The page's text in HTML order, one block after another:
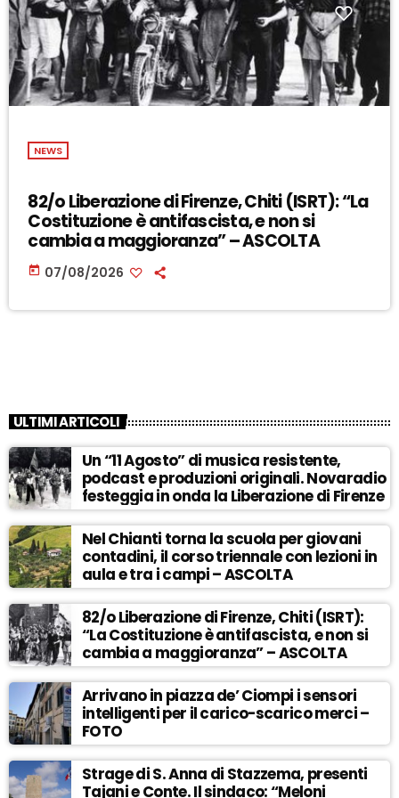
NEWS
82/o Liberazione di Firenze, Chiti (ISRT): “La
Costituzione è antifascista, e non si
cambia a maggioranza” – ASCOLTA
today 07/08/2026
ULTIMI ARTICOLI
Un “11 Agosto” di musica resistente,
podcast e produzioni originali. Novaradio
festeggia in onda la Liberazione di Firenze
Nel Chianti torna la scuola per giovani
contadini, il corso triennale con lezioni in
aula e tra i campi – ASCOLTA
82/o Liberazione di Firenze, Chiti (ISRT):
“La Costituzione è antifascista, e non si
cambia a maggioranza” – ASCOLTA
Arrivano in piazza de’ Ciompi i sensori
intelligenti per il carico-scarico merci –
FOTO
Strage di S. Anna di Stazzema, presenti
Tajani e Conte. Il sindaco: “Meloni